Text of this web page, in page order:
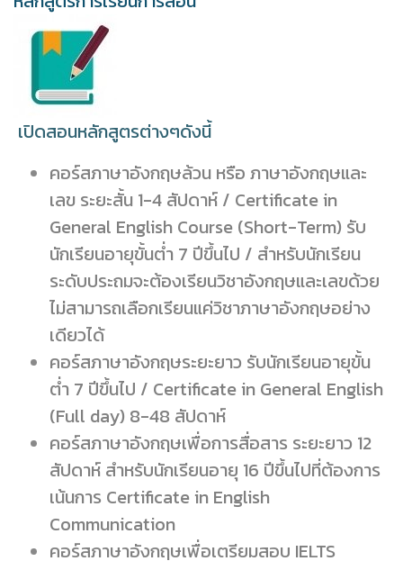
เปิดสอนหลักสูตรต่างๆดังนี้
คอร์สภาษาอังกฤษล้วน หรือ ภาษาอังกฤษและ
เลข ระยะสั้น 1-4 สัปดาห์ / Certificate in
General English Course (Short-Term) รับ
นักเรียนอายุขั้นต่ำ 7 ปีขึ้นไป / สำหรับนักเรียน
ระดับประถมจะต้องเรียนวิชาอังกฤษและเลขด้วย
ไม่สามารถเลือกเรียนแค่วิชาภาษาอังกฤษอย่าง
เดียวได้
คอร์สภาษาอังกฤษระยะยาว รับนักเรียนอายุขั้น
ต่ำ 7 ปีขึ้นไป / Certificate in General English
(Full day) 8-48 สัปดาห์
คอร์สภาษาอังกฤษเพื่อการสื่อสาร ระยะยาว 12
สัปดาห์ สำหรับนักเรียนอายุ 16 ปีขึ้นไปที่ต้องการ
เน้นการ Certificate in English
Communication
คอร์สภาษาอังกฤษเพื่อเตรียมสอบ IELTS